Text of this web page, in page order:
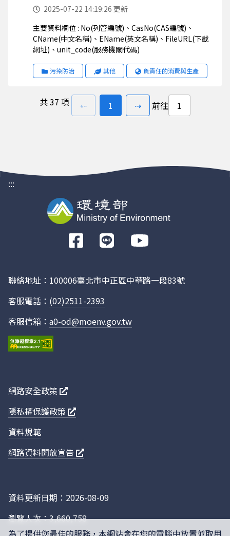
2025-07-22 14:19:26 更新
主要資料欄位 : No(列管編號)、CasNo(CAS編號)、
CName(中文名稱)、EName(英文名稱)、FileURL(下載
網址)、unit_code(服務機關代碼)
污染防治 其他 負責任的消費與生產
共37 項 ⇠上一頁前往
1 ⇢下一頁
前往
:::
前
往
聯絡地址：100006臺北市中正區中華路一段83號
客服電話： (02)2511-2393
客服信箱： a0-od@moenv.gov.tw
網路安全政策
隱私權保護政策
資料規範
網路資料開放宣告
資料更新日期：2026-08-09
瀏覽人次：3,660,758
為了提供您最佳的服務，本網站會在您的電腦中放置並取用